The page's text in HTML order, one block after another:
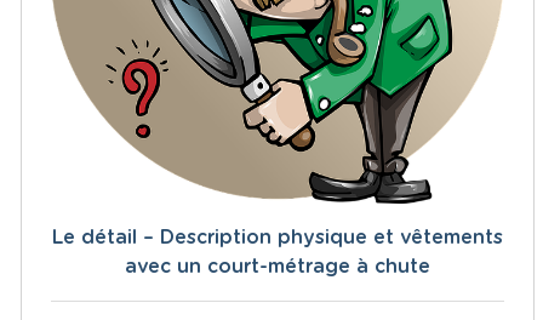
Le détail – Description physique et vêtements
avec un court-métrage à chute